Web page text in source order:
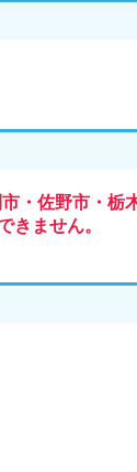
・佐野市・
きません。